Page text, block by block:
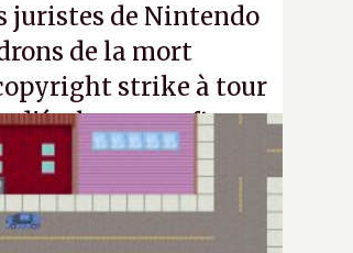
juristes de Nintendo
de la mort
strike à tour
d'étaler sa confiture
d'enfance.P.